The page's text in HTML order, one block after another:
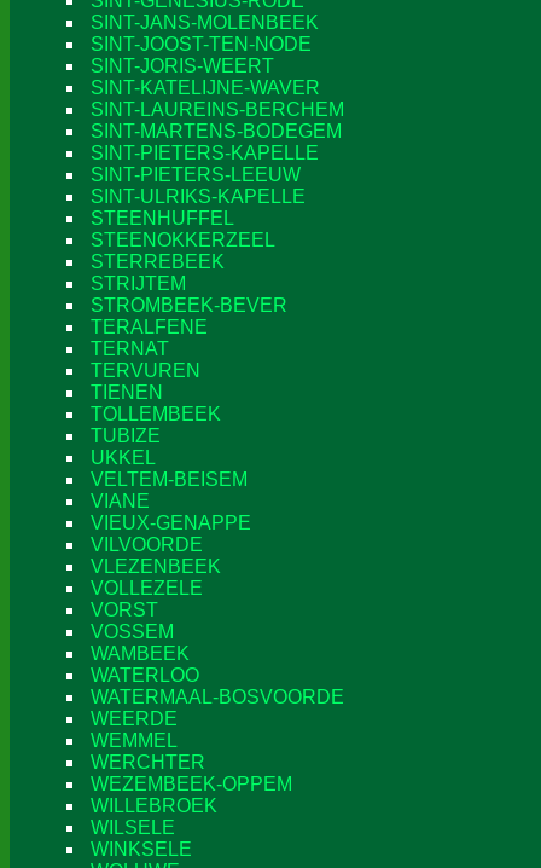
SINT-JANS-MOLENBEEK
SINT-JOOST-TEN-NODE
SINT-JORIS-WEERT
SINT-KATELIJNE-WAVER
SINT-LAUREINS-BERCHEM
SINT-MARTENS-BODEGEM
SINT-PIETERS-KAPELLE
SINT-PIETERS-LEEUW
SINT-ULRIKS-KAPELLE
STEENHUFFEL
STEENOKKERZEEL
STERREBEEK
STRIJTEM
STROMBEEK-BEVER
TERALFENE
TERNAT
TERVUREN
TIENEN
TOLLEMBEEK
TUBIZE
UKKEL
VELTEM-BEISEM
VIANE
VIEUX-GENAPPE
VILVOORDE
VLEZENBEEK
VOLLEZELE
VORST
VOSSEM
WAMBEEK
WATERLOO
WATERMAAL-BOSVOORDE
WEERDE
WEMMEL
WERCHTER
WEZEMBEEK-OPPEM
WILLEBROEK
WILSELE
WINKSELE